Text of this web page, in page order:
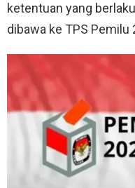
ketentuan yang
dibawa ke TPS Pemilu